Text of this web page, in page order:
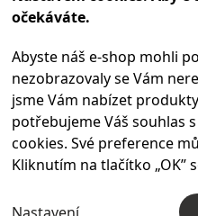
očekáváte.
Abyste náš e-shop mohli
nezobrazovaly se Vám
jsme Vám nabízet
potřebujeme Váš souhlas
cookies. Své preference
Kliknutím na tlačítko „OK”
Nastavení